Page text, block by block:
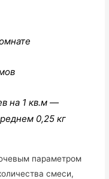
на 1 кв.м —
0,25 кг
параметром
смеси,